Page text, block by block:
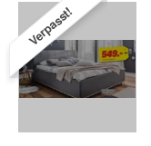
Verpasst!